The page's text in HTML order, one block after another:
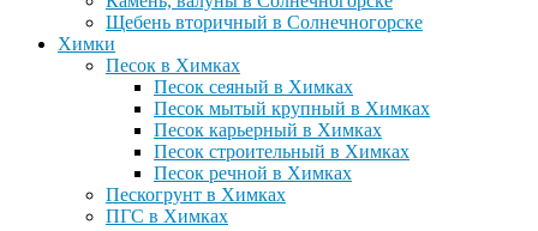
Щебень вторичный в Солнечногорске
Химки
Песок в Химках
Песок сеяный в Химках
Песок мытый крупный в Химках
Песок карьерный в Химках
Песок строительный в Химках
Песок речной в Химках
Пескогрунт в Химках
ПГС в Химках